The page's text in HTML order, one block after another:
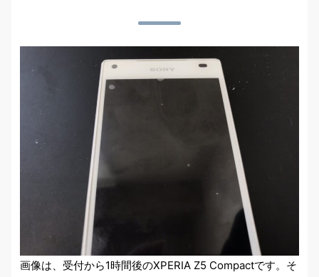
画像は、受付から1時間後のXPERIA Z5 Compactです。そ